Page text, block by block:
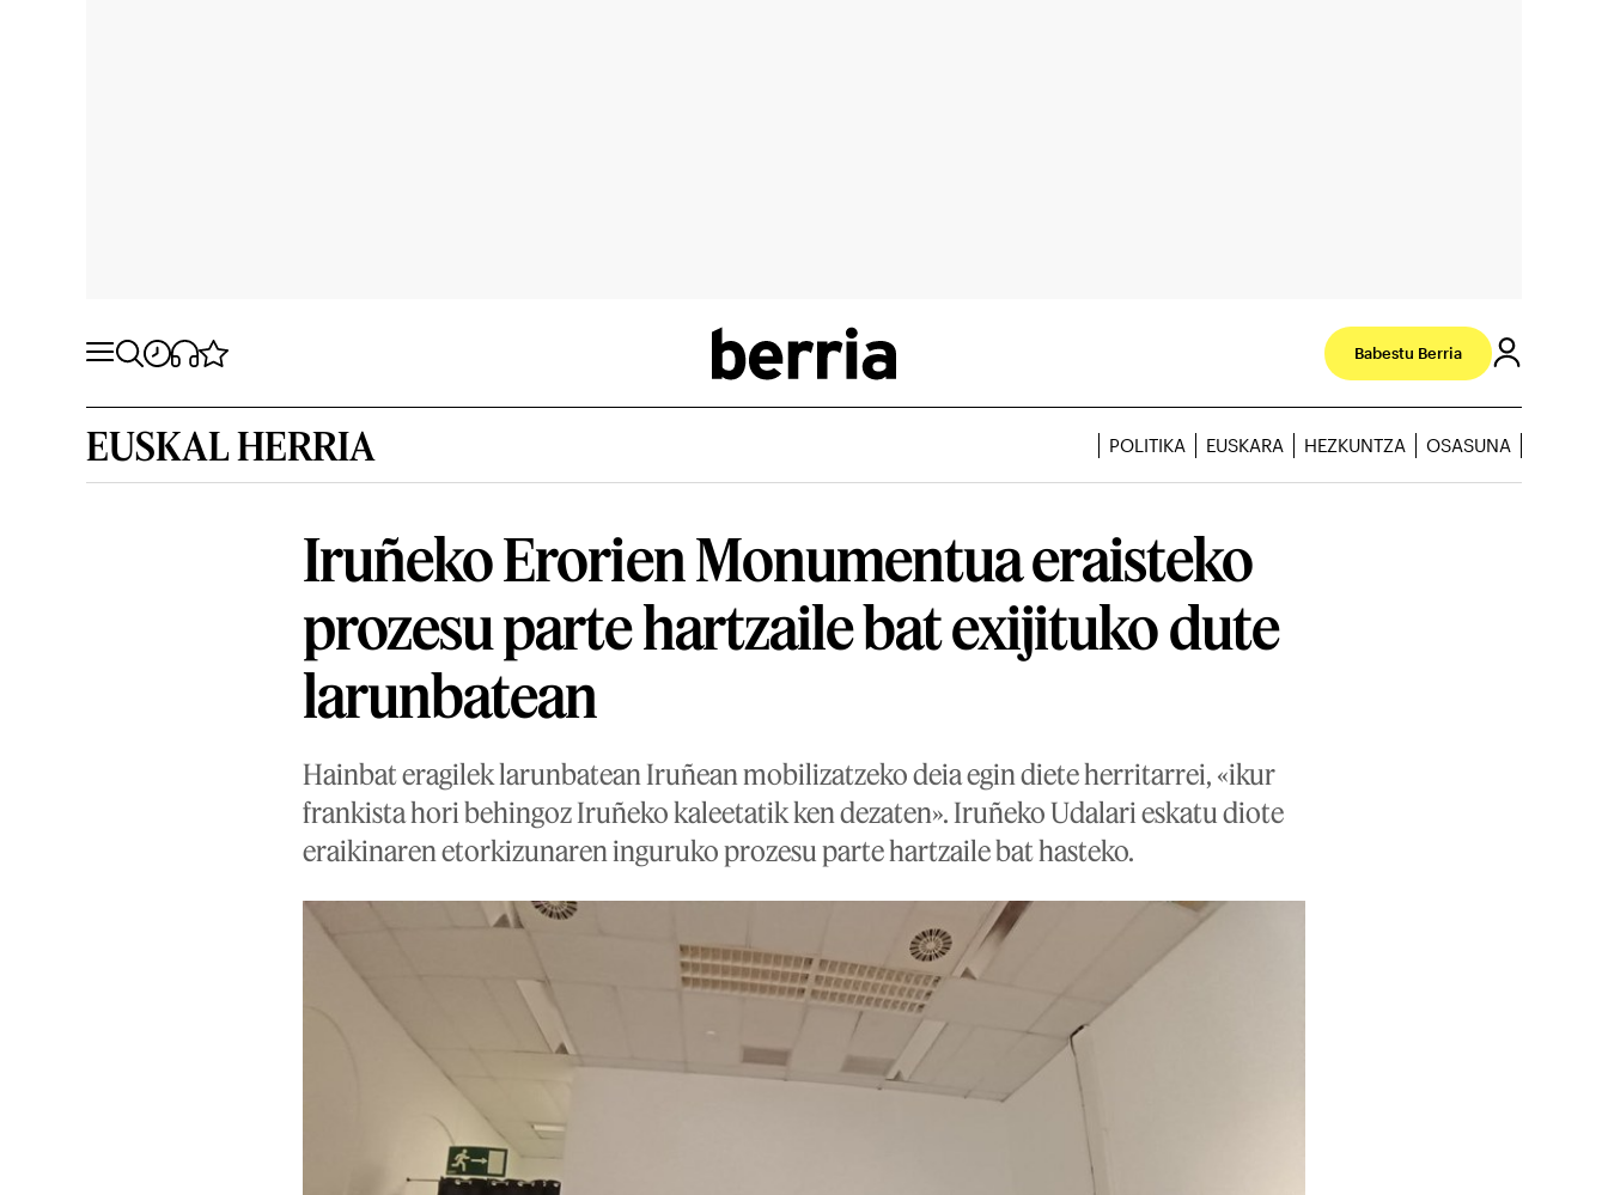
Babestu Berria
EUSKAL HERRIA POLITIKA EUSKARA HEZKUNTZA OSASUNA
Iruñeko Erorien Monumentua eraisteko
prozesu parte hartzaile bat exijituko dute
larunbatean
Hainbat eragilek larunbatean Iruñean mobilizatzeko deia egin diete herritarrei, «ikur
frankista hori behingoz Iruñeko kaleetatik ken dezaten». Iruñeko Udalari eskatu diote
eraikinaren etorkizunaren inguruko prozesu parte hartzaile bat hasteko.